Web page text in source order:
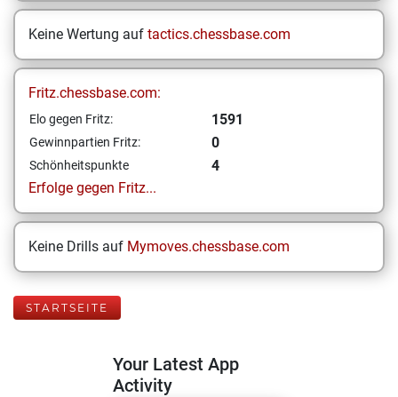
Keine Wertung auf tactics.chessbase.com
Fritz.chessbase.com:
Elo gegen Fritz: 1591
Gewinnpartien Fritz: 0
Schönheitspunkte
4
Erfolge gegen Fritz...
Keine Drills auf Mymoves.chessbase.com
STARTSEITE
Your Latest App
Activity